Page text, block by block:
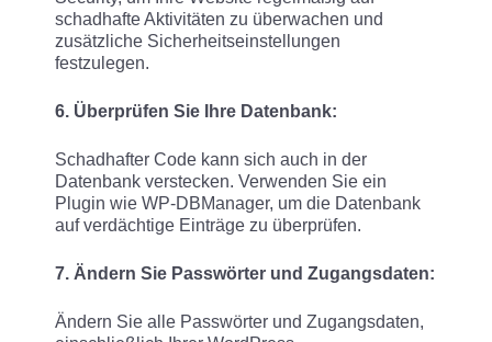
schadhafte Aktivitäten zu überwachen und
zusätzliche Sicherheitseinstellungen
festzulegen.
6. Überprüfen Sie Ihre Datenbank:
Schadhafter Code kann sich auch in der
Datenbank verstecken. Verwenden Sie ein
Plugin wie WP-DBManager, um die Datenbank
auf verdächtige Einträge zu überprüfen.
7. Ändern Sie Passwörter und Zugangsdaten:
Ändern Sie alle Passwörter und Zugangsdaten,